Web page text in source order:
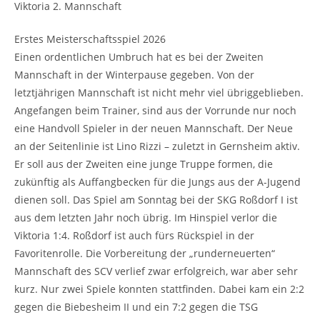
Viktoria 2. Mannschaft
Erstes Meisterschaftsspiel 2026
Einen ordentlichen Umbruch hat es bei der Zweiten
Mannschaft in der Winterpause gegeben. Von der
letztjährigen Mannschaft ist nicht mehr viel übriggeblieben.
Angefangen beim Trainer, sind aus der Vorrunde nur noch
eine Handvoll Spieler in der neuen Mannschaft. Der Neue
an der Seitenlinie ist Lino Rizzi – zuletzt in Gernsheim aktiv.
Er soll aus der Zweiten eine junge Truppe formen, die
zukünftig als Auffangbecken für die Jungs aus der A-Jugend
dienen soll. Das Spiel am Sonntag bei der SKG Roßdorf I ist
aus dem letzten Jahr noch übrig. Im Hinspiel verlor die
Viktoria 1:4. Roßdorf ist auch fürs Rückspiel in der
Favoritenrolle. Die Vorbereitung der „runderneuerten“
Mannschaft des SCV verlief zwar erfolgreich, war aber sehr
kurz. Nur zwei Spiele konnten stattfinden. Dabei kam ein 2:2
gegen die Biebesheim II und ein 7:2 gegen die TSG